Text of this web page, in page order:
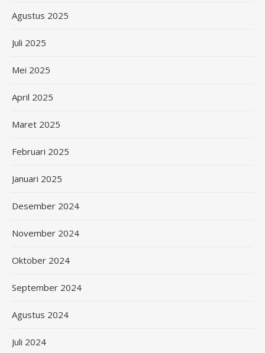
Agustus 2025
Juli 2025
Mei 2025
April 2025
Maret 2025
Februari 2025
Januari 2025
Desember 2024
November 2024
Oktober 2024
September 2024
Agustus 2024
Juli 2024